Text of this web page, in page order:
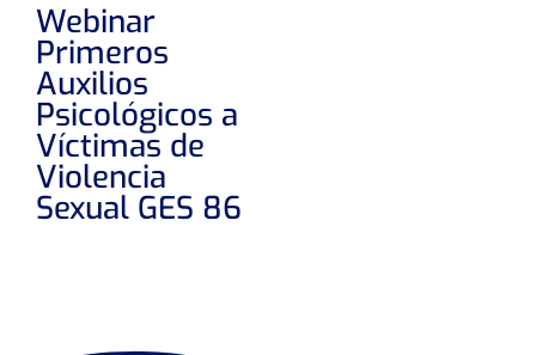
Webinar
Primeros
Auxilios
Psicológicos a
Víctimas de
Violencia
Sexual GES 86